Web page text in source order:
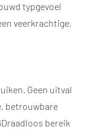
typgevoel
veerkrachtige,
Geen uitval
betrouwbare
bereik